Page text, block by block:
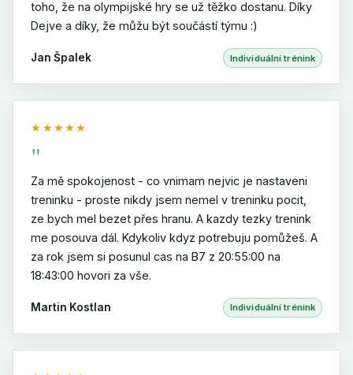
toho, že na olympijské hry se už těžko dostanu. Díky
Dejve a díky, že můžu být součástí týmu :)
Jan Špalek Individuální trénink
★★★★★
"
Za mě spokojenost - co vnimam nejvic je nastaveni
treninku - proste nikdy jsem nemel v treninku pocit,
ze bych mel bezet přes hranu. A kazdy tezky trenink
me posouva dál. Kdykoliv kdyz potrebuju pomůžeš. A
za rok jsem si posunul cas na B7 z 20:55:00 na
18:43:00 hovori za vše.
Martin Kostlan Individuální trénink